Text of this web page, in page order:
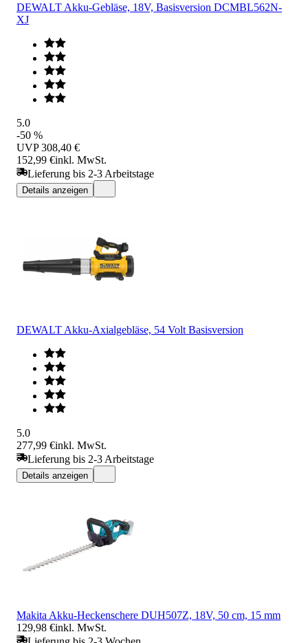
DEWALT Akku-Gebläse, 18V, Basisversion DCMBL562N-
XJ
5.0
-50 %
UVP 308,40 €
152,99 €inkl. MwSt.
Lieferung bis 2-3 Arbeitstage
Details anzeigen
DEWALT Akku-Axialgebläse, 54 Volt Basisversion
5.0
277,99 €inkl. MwSt.
Lieferung bis 2-3 Arbeitstage
Details anzeigen
Makita Akku-Heckenschere DUH507Z, 18V, 50 cm, 15 mm
129,98 €inkl. MwSt.